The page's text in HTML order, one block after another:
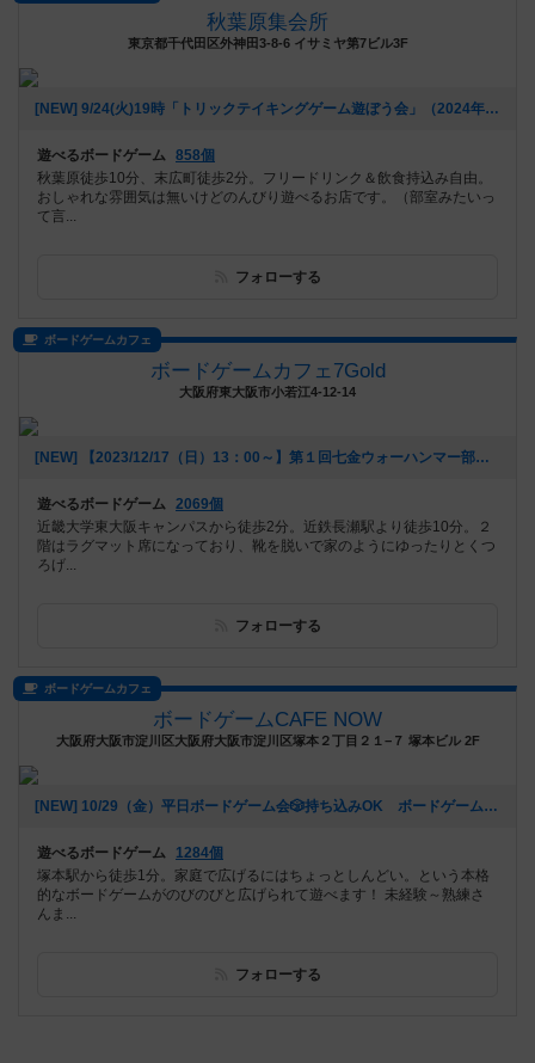
秋葉原集会所
東京都千代田区外神田3-8-6 イサミヤ第7ビル3F
[NEW] 9/24(火)19時「トリックテイキングゲーム遊ぼう会」（2024年08月26日 17時22分）
遊べるボードゲーム 858個
秋葉原徒歩10分、末広町徒歩2分。フリードリンク＆飲食持込み自由。
おしゃれな雰囲気は無いけどのんびり遊べるお店です。（部室みたいっ
て言...
フォローする
ボードゲームカフェ
ボードゲームカフェ7Gold
大阪府東大阪市小若江4-12-14
[NEW] 【2023/12/17（日）13：00～】第１回七金ウォーハンマー部（2023年12月06日 16時25分）
遊べるボードゲーム 2069個
近畿大学東大阪キャンパスから徒歩2分。近鉄長瀬駅より徒歩10分。２
階はラグマット席になっており、靴を脱いで家のようにゆったりとくつ
ろげ...
フォローする
ボードゲームカフェ
ボードゲームCAFE NOW
大阪府大阪市淀川区大阪府大阪市淀川区塚本２丁目２１−７ 塚本ビル 2F
[NEW] 10/29（金）平日ボードゲーム会🎲持ち込みOK ボードゲームCAFENOW主催《初心者さん、おひとりでの参加歓迎!!》（2021年10月22日 11時04分）
遊べるボードゲーム
1284個
塚本駅から徒歩1分。家庭で広げるにはちょっとしんどい。という本格
的なボードゲームがのびのびと広げられて遊べます！ 未経験～熟練さ
んま...
フォローする